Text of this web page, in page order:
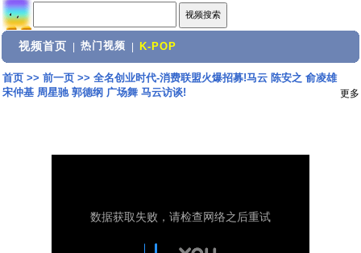
视频首页 热门视频 K-POP
首页>> 前一页>> 全名创业时代-消费联盟火爆招募!马云 陈安之 俞凌雄
宋仲基 周星驰 郭德纲 广场舞 马云访谈!
更多